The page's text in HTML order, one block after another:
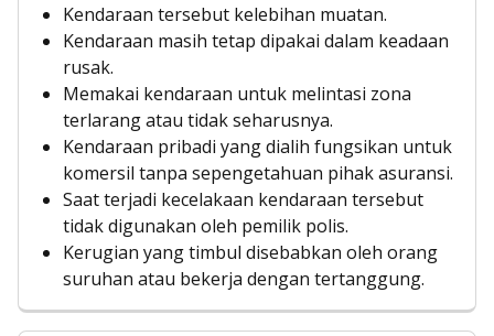
Kendaraan tersebut kelebihan muatan.
Kendaraan masih tetap dipakai dalam keadaan
rusak.
Memakai kendaraan untuk melintasi zona
terlarang atau tidak seharusnya.
Kendaraan pribadi yang dialih fungsikan untuk
komersil tanpa sepengetahuan pihak asuransi.
Saat terjadi kecelakaan kendaraan tersebut
tidak digunakan oleh pemilik polis.
Kerugian yang timbul disebabkan oleh orang
suruhan atau bekerja dengan tertanggung.